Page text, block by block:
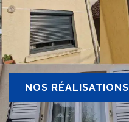
NOS RÉALISATIONS